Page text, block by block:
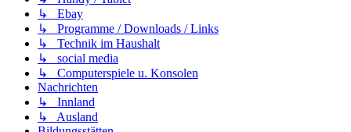
↳ Ebay
↳ Programme / Downloads / Links
↳ Technik im Haushalt
↳ social media
↳ Computerspiele u. Konsolen
Nachrichten
↳ Innland
↳ Ausland